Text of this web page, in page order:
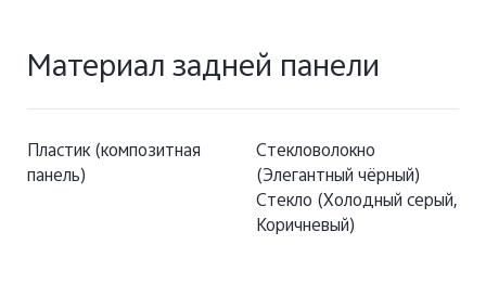
Материал задней панели
Пластик (композитная
панель)
Стекловолокно
(Элегантный чёрный)
Стекло (Холодный серый,
Коричневый)